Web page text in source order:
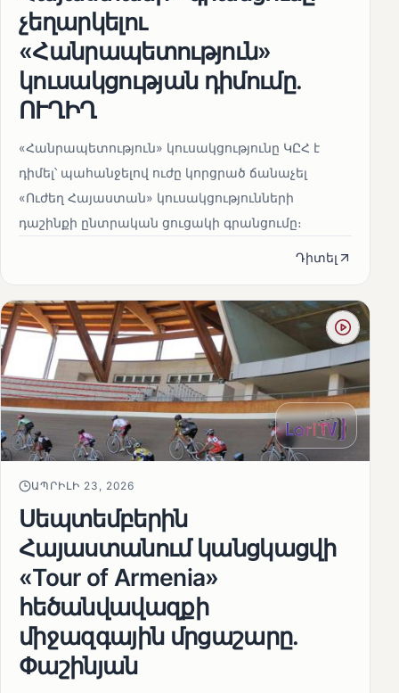
չեղարկելու
«Հանրապետություն»
կուսակցության դիմումը.
ՈՒՂԻՂ
«Հանրապետություն» կուսակցությունը ԿԸՀ է
դիմել՝ պահանջելով ուժը կորցրած ճանաչել
«Ուժեղ Հայաստան» կուսակցությունների
դաշինքի ընտրական ցուցակի գրանցումը։
Դիտել
ԱՊՐԻԼԻ 23, 2026
Սեպտեմբերին
Հայաստանում կանցկացվի
«Tour of Armenia»
հեծանվավազքի
միջազգային մրցաշարը.
Փաշինյան